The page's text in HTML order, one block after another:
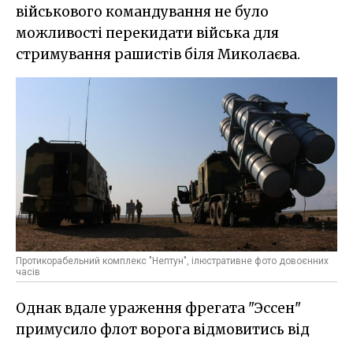
військового командування не було
можливості перекидати війська для
стримування рашистів біля Миколаєва.
Протикорабельний комплекс "Нептун", ілюстративне фото довоєнних
часів
Однак вдале ураження фрегата "Эссен"
примусило флот ворога відмовитись від